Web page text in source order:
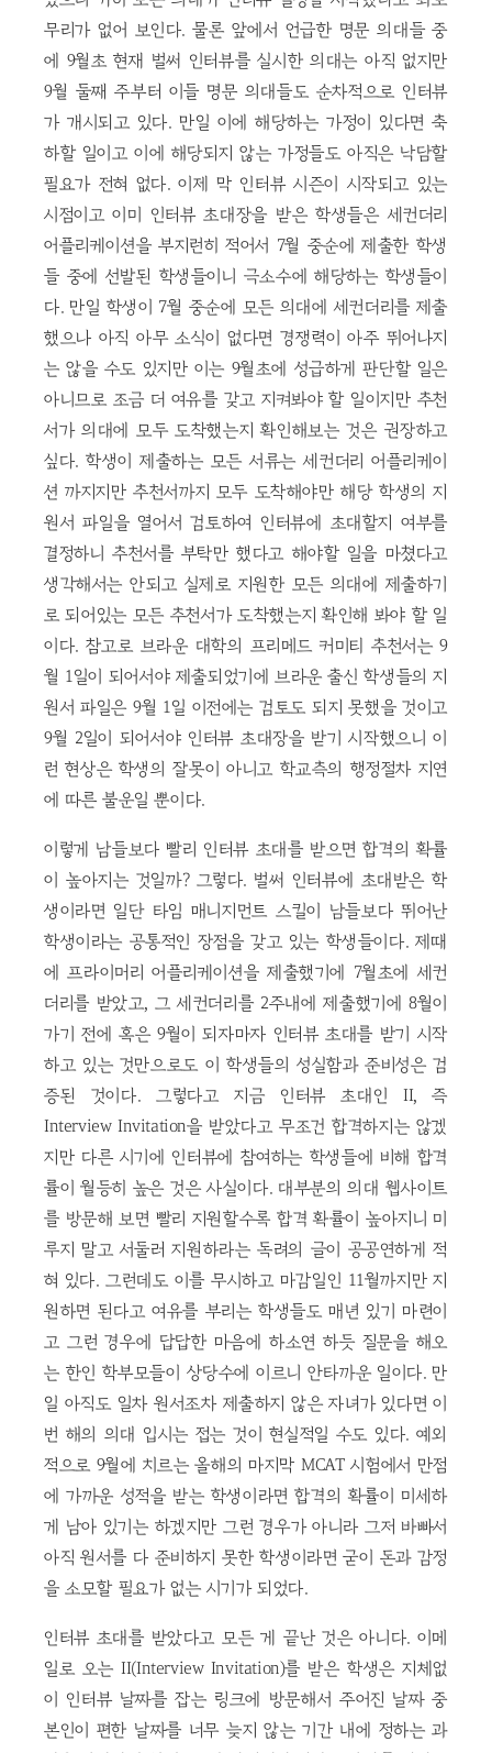
무리가 없어 보인다. 물론 앞에서 언급한 명문 의대들 중
에 9월초 현재 벌써 인터뷰를 실시한 의대는 아직 없지만
9월 둘째 주부터 이들 명문 의대들도 순차적으로 인터뷰
가 개시되고 있다. 만일 이에 해당하는 가정이 있다면 축
하할 일이고 이에 해당되지 않는 가정들도 아직은 낙담할
필요가 전혀 없다. 이제 막 인터뷰 시즌이 시작되고 있는
시점이고 이미 인터뷰 초대장을 받은 학생들은 세컨더리
어플리케이션을 부지런히 적어서 7월 중순에 제출한 학생
들 중에 선발된 학생들이니 극소수에 해당하는 학생들이
다. 만일 학생이 7월 중순에 모든 의대에 세컨더리를 제출
했으나 아직 아무 소식이 없다면 경쟁력이 아주 뛰어나지
는 않을 수도 있지만 이는 9월초에 성급하게 판단할 일은
아니므로 조금 더 여유를 갖고 지켜봐야 할 일이지만 추천
서가 의대에 모두 도착했는지 확인해보는 것은 권장하고
싶다. 학생이 제출하는 모든 서류는 세컨더리 어플리케이
션 까지지만 추천서까지 모두 도착해야만 해당 학생의 지
원서 파일을 열어서 검토하여 인터뷰에 초대할지 여부를
결정하니 추천서를 부탁만 했다고 해야할 일을 마쳤다고
생각해서는 안되고 실제로 지원한 모든 의대에 제출하기
로 되어있는 모든 추천서가 도착했는지 확인해 봐야 할 일
이다. 참고로 브라운 대학의 프리메드 커미티 추천서는 9
월 1일이 되어서야 제출되었기에 브라운 출신 학생들의 지
원서 파일은 9월 1일 이전에는 검토도 되지 못했을 것이고
9월 2일이 되어서야 인터뷰 초대장을 받기 시작했으니 이
런 현상은 학생의 잘못이 아니고 학교측의 행정절차 지연
에 따른 불운일 뿐이다.
이렇게 남들보다 빨리 인터뷰 초대를 받으면 합격의 확률
이 높아지는 것일까? 그렇다. 벌써 인터뷰에 초대받은 학
생이라면 일단 타임 매니지먼트 스킬이 남들보다 뛰어난
학생이라는 공통적인 장점을 갖고 있는 학생들이다. 제때
에 프라이머리 어플리케이션을 제출했기에 7월초에 세컨
더리를 받았고, 그 세컨더리를 2주내에 제출했기에 8월이
가기 전에 혹은 9월이 되자마자 인터뷰 초대를 받기 시작
하고 있는 것만으로도 이 학생들의 성실함과 준비성은 검
증된 것이다. 그렇다고 지금 인터뷰 초대인 II, 즉
Interview Invitation을 받았다고 무조건 합격하지는 않겠
지만 다른 시기에 인터뷰에 참여하는 학생들에 비해 합격
률이 월등히 높은 것은 사실이다. 대부분의 의대 웹사이트
를 방문해 보면 빨리 지원할수록 합격 확률이 높아지니 미
루지 말고 서둘러 지원하라는 독려의 글이 공공연하게 적
혀 있다. 그런데도 이를 무시하고 마감일인 11월까지만 지
원하면 된다고 여유를 부리는 학생들도 매년 있기 마련이
고 그런 경우에 답답한 마음에 하소연 하듯 질문을 해오
는 한인 학부모들이 상당수에 이르니 안타까운 일이다. 만
일 아직도 일차 원서조차 제출하지 않은 자녀가 있다면 이
번 해의 의대 입시는 접는 것이 현실적일 수도 있다. 예외
적으로 9월에 치르는 올해의 마지막 MCAT 시험에서 만점
에 가까운 성적을 받는 학생이라면 합격의 확률이 미세하
게 남아 있기는 하겠지만 그런 경우가 아니라 그저 바빠서
아직 원서를 다 준비하지 못한 학생이라면 굳이 돈과 감정
을 소모할 필요가 없는 시기가 되었다.
인터뷰 초대를 받았다고 모든 게 끝난 것은 아니다. 이메
일로 오는 II(Interview Invitation)를 받은 학생은 지체없
이 인터뷰 날짜를 잡는 링크에 방문해서 주어진 날짜 중
본인이 편한 날짜를 너무 늦지 않는 기간 내에 정하는 과